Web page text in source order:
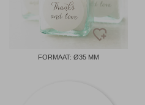
FORMAAT: Ø35 MM